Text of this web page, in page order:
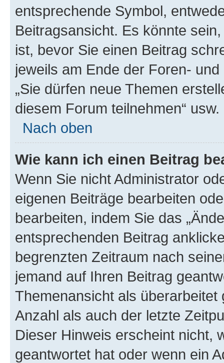
entsprechende Symbol,
Beitragsansicht. Es könnte
ist, bevor Sie einen Beitrag
jeweils am Ende der Foren-
„Sie dürfen neue Themen
diesem Forum teilnehmen“ usw.
Nach oben
Wie kann ich einen Beitrag
Wenn Sie nicht Administrator
eigenen Beiträge bearbeiten
bearbeiten, indem Sie das
entsprechenden Beitrag
begrenzten Zeitraum nach
jemand auf Ihren Beitrag
Themenansicht als
Anzahl als auch der letzte
Dieser Hinweis erscheint nicht,
geantwortet hat oder wenn ein